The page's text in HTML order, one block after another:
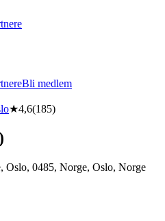
Bli medlem
★4,6(185)
Oslo, 0485, Norge, Oslo, Norge